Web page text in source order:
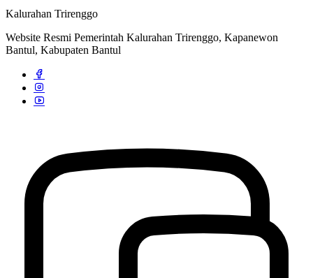
Kalurahan Trirenggo
Website Resmi Pemerintah Kalurahan Trirenggo, Kapanewon
Bantul, Kabupaten Bantul